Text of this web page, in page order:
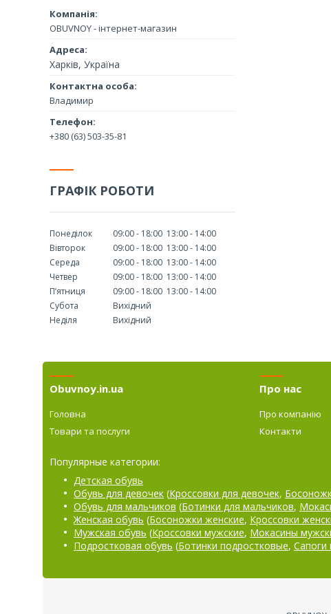
OBUVNOY - інтернет-магазин
Харків, Україна
Владимир
+380 (63) 503-35-81
ГРАФІК РОБОТИ
Понеділок 09:00 18:00 13:00
14:00
Вівторок
09:00 18:00 13:00
14:00
Середа
09:00 18:00 13:00
14:00
Четвер
09:00 18:00 13:00
14:00
Пʼятниця
09:00 18:00 13:00
14:00
Субота
Вихідний
Неділя
Вихідний
Obuvnoy.in.ua
Головна
Товари та послуги
Про нас
Про компанію
Контакти
Популярные категории:
Детская обувь
Обувь для девочек (Кроссовки для девочек,
Обувь для мальчиков (Ботинки для мальчиков,
Женская обувь (Босоножки женские, Кроссовки
Мужская обувь (Кроссовки мужские, Мокасины
Подростковая обувь (Ботинки подростковые, Сапоги